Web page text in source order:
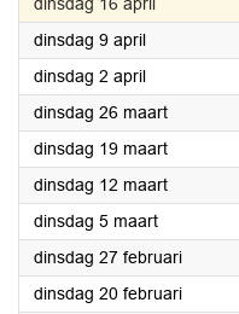
dinsdag 9 april2024
dinsdag 2 april2024
dinsdag 26 maart2024
dinsdag 19 maart2024
dinsdag 12 maart2024
dinsdag 5 maart2024
dinsdag 27 februari2024
dinsdag 20 februari2024